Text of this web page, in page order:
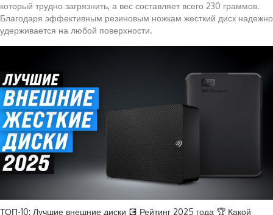
который трудно загрязнить, а вес составляет всего 230 граммов.
Благодаря эффективным резиновым ножкам жесткий диск надежно
удерживается на любой поверхности.
ТОП-10: Лучшие внешние диски 💽 Рейтинг 2025 года 🏆 Какой